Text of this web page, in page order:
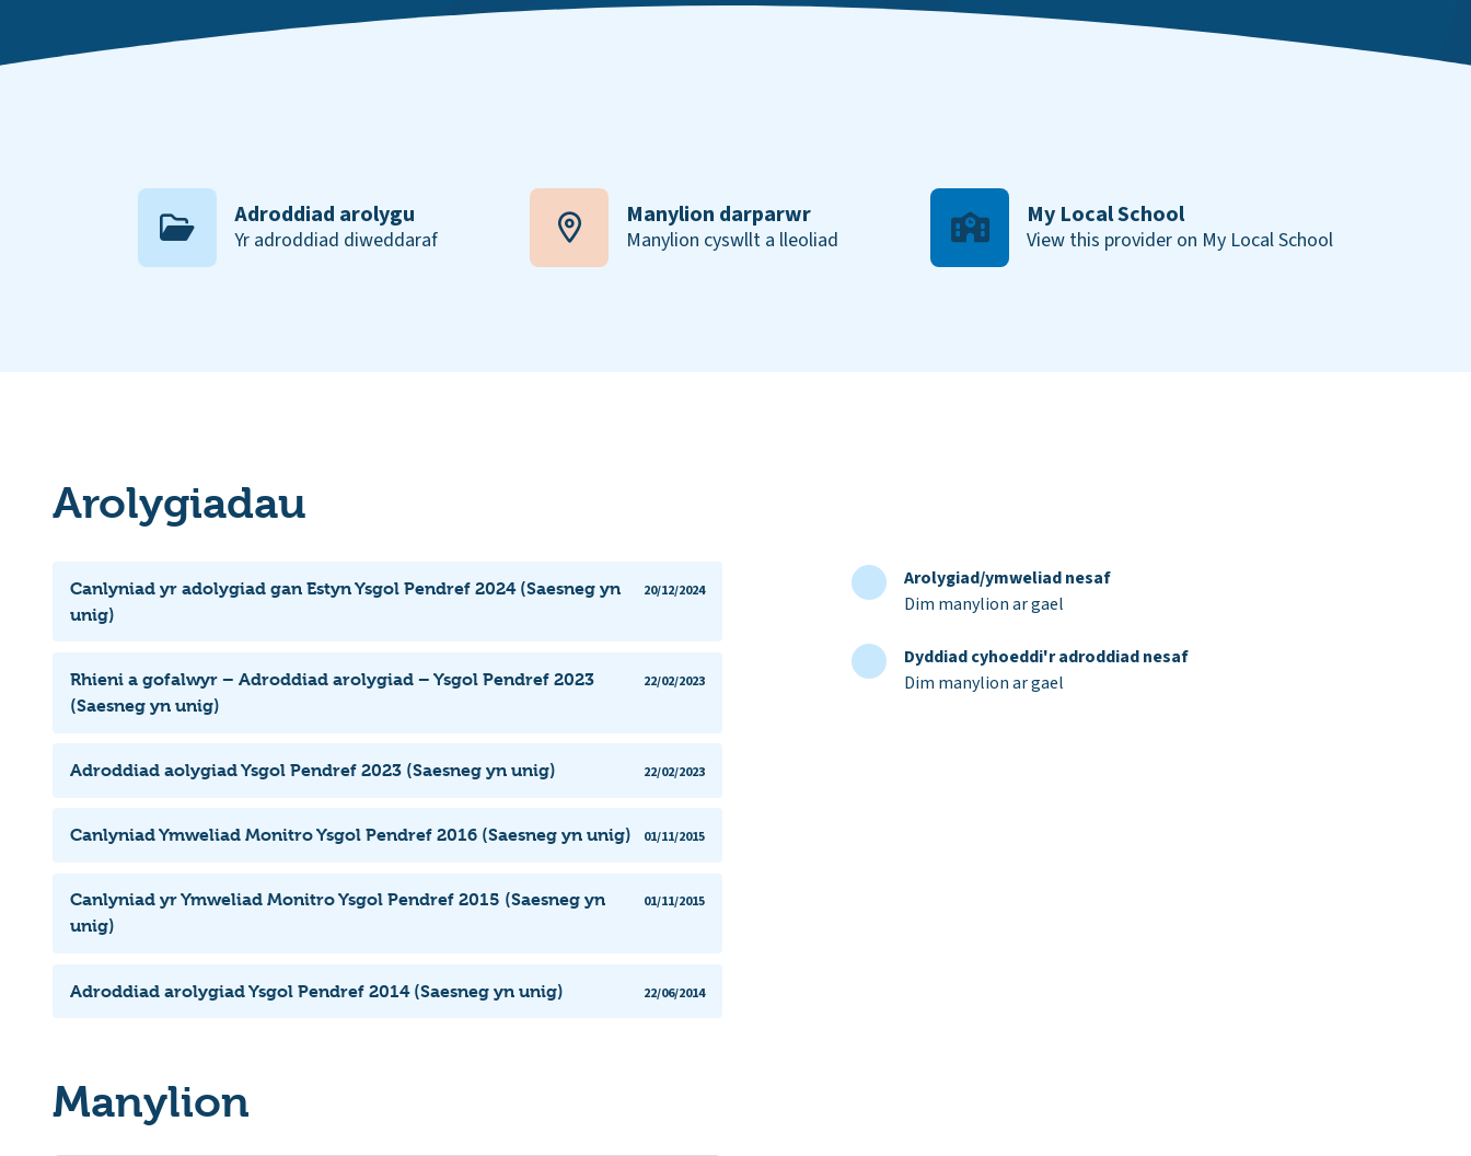
Adroddiad arolygu
Yr adroddiad diweddaraf
Manylion darparwr
Manylion cyswllt a lleoliad
My Local School
View this provider on My Local School
Arolygiadau
Canlyniad yr adolygiad gan Estyn Ysgol Pendref 2024 (Saesneg yn
unig)
20/12/2024
Rhieni a gofalwyr – Adroddiad arolygiad – Ysgol Pendref 2023
(Saesneg yn unig)
22/02/2023
Adroddiad aolygiad Ysgol Pendref 2023 (Saesneg yn unig) 22/02/2023
Canlyniad Ymweliad Monitro Ysgol Pendref 2016 (Saesneg yn unig) 01/11/2015
Canlyniad yr Ymweliad Monitro Ysgol Pendref 2015 (Saesneg yn
unig)
01/11/2015
Adroddiad arolygiad Ysgol Pendref 2014 (Saesneg yn unig) 22/06/2014
Arolygiad/ymweliad nesaf
Dim manylion ar gael
Dyddiad cyhoeddi'r adroddiad nesaf
Dim manylion ar gael
Manylion